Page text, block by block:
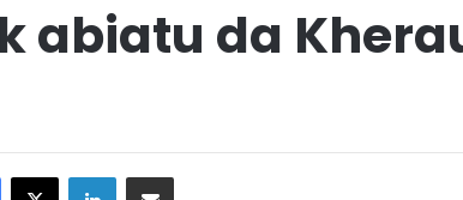
abiatu da